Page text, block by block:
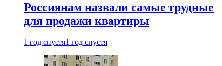
Россиянам назвали самые трудные
для продажи квартиры
1 год спустя1 год спустя